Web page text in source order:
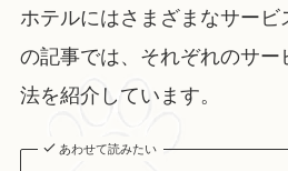
ホテルにはさまざまなサー
の記事では、それぞれのサー
法を紹介しています。
あわせて読みたい